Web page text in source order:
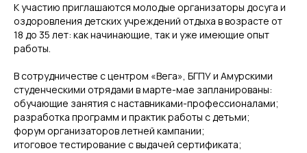
К участию приглашаются молодые организаторы досуга и
оздоровления детских учреждений отдыха в возрасте от
18 до 35 лет: как начинающие, так и уже имеющие опыт
работы.
В сотрудничестве с центром «Вега», БГПУ и Амурскими
студенческими отрядами в марте-мае запланированы:
обучающие занятия с наставниками-профессионалами;
разработка программ и практик работы с детьми;
форум организаторов летней кампании;
итоговое тестирование с выдачей сертификата;